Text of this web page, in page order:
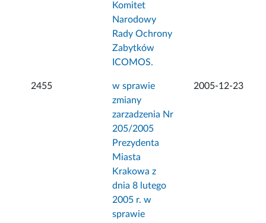
Komitet
Narodowy
Rady Ochrony
Zabytków
ICOMOS.
2455
w sprawie
zmiany
zarzadzenia Nr
205/2005
Prezydenta
Miasta
Krakowa z
dnia 8 lutego
2005 r. w
sprawie
2005-12-23